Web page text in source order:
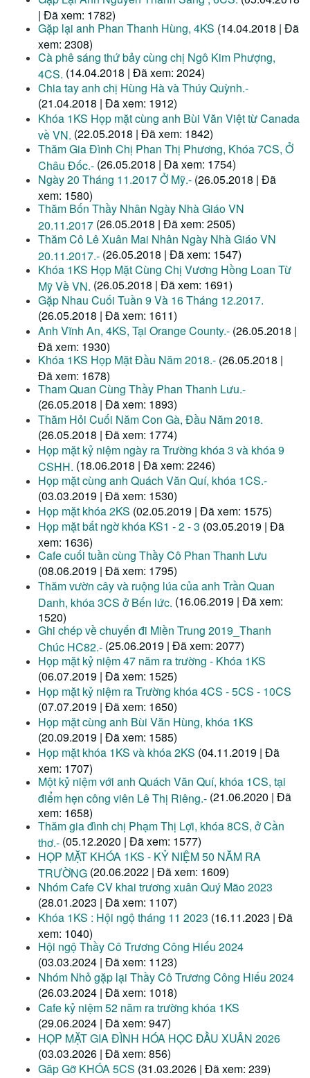
| Đã xem: 1782)
Gặp lại anh Phan Thanh Hùng, 4KS (14.04.2018 | Đã
xem: 2308)
Cà phê sáng thứ bảy cùng chị Ngô Kim Phượng,
4CS. (14.04.2018 | Đã xem: 2024)
Chia tay anh chị Hùng Hà và Thúy Quỳnh.-
(21.04.2018 | Đã xem: 1912)
Khóa 1KS Họp mặt cùng anh Bùi Văn Việt từ Canada
về VN. (22.05.2018 | Đã xem: 1842)
Thăm Gia Đình Chị Phan Thị Phương, Khóa 7CS, Ở
Châu Đốc.- (26.05.2018 | Đã xem: 1754)
Ngày 20 Tháng 11.2017 Ở Mỹ.- (26.05.2018 | Đã
xem: 1580)
Thăm Bốn Thầy Nhân Ngày Nhà Giáo VN
20.11.2017 (26.05.2018 | Đã xem: 2505)
Thăm Cô Lê Xuân Mai Nhân Ngày Nhà Giáo VN
20.11.2017.- (26.05.2018 | Đã xem: 1547)
Khóa 1KS Họp Mặt Cùng Chị Vương Hồng Loan Từ
Mỹ Về VN. (26.05.2018 | Đã xem: 1691)
Gặp Nhau Cuối Tuần 9 Và 16 Tháng 12.2017.
(26.05.2018 | Đã xem: 1611)
Anh Vĩnh An, 4KS, Tại Orange County.- (26.05.2018 |
Đã xem: 1930)
Khóa 1KS Họp Mặt Đầu Năm 2018.- (26.05.2018 |
Đã xem: 1678)
Tham Quan Cùng Thầy Phan Thanh Lưu.-
(26.05.2018 | Đã xem: 1893)
Thăm Hỏi Cuối Năm Con Gà, Đầu Năm 2018.
(26.05.2018 | Đã xem: 1774)
Họp mặt kỷ niệm ngày ra Trường khóa 3 và khóa 9
CSHH. (18.06.2018 | Đã xem: 2246)
Họp mặt cùng anh Quách Văn Quí, khóa 1CS.-
(03.03.2019 | Đã xem: 1530)
Họp mặt khóa 2KS (02.05.2019 | Đã xem: 1575)
Họp mặt bất ngờ khóa KS1 - 2 - 3 (03.05.2019 | Đã
xem: 1636)
Cafe cuối tuần cùng Thầy Cô Phan Thanh Lưu
(08.06.2019 | Đã xem: 1795)
Thăm vườn cây và ruộng lúa của anh Trần Quan
Danh, khóa 3CS ở Bến lức. (16.06.2019 | Đã xem:
1520)
Ghi chép về chuyến đi Miền Trung 2019_Thanh
Chúc HC82.- (25.06.2019 | Đã xem: 2077)
Họp mặt kỷ niệm 47 năm ra trường - Khóa 1KS
(06.07.2019 | Đã xem: 1525)
Họp mặt kỷ niệm ra Trường khóa 4CS - 5CS - 10CS
(07.07.2019 | Đã xem: 1650)
Họp mặt cùng anh Bùi Văn Hùng, khóa 1KS
(20.09.2019 | Đã xem: 1585)
Họp mặt khóa 1KS và khóa 2KS (04.11.2019 | Đã
xem: 1707)
Một kỷ niệm với anh Quách Văn Quí, khóa 1CS, tại
điểm hẹn công viên Lê Thị Riêng.- (21.06.2020 | Đã
xem: 1658)
Thăm gia đình chị Phạm Thị Lợi, khóa 8CS, ở Cần
thơ.- (05.12.2020 | Đã xem: 1577)
HỌP MẶT KHÓA 1KS - KỶ NIỆM 50 NĂM RA
TRƯỜNG (20.06.2022 | Đã xem: 1609)
Nhóm Cafe CV khai trương xuân Quý Mão 2023
(28.01.2023 | Đã xem: 1107)
Khóa 1KS : Hội ngộ tháng 11 2023 (16.11.2023 | Đã
xem: 1040)
Hội ngộ Thầy Cô Trương Công Hiếu 2024
(03.03.2024 | Đã xem: 1123)
Nhóm Nhỏ gặp lại Thầy Cô Trương Công Hiếu 2024
(26.03.2024 | Đã xem: 1018)
Cafe kỷ niệm 52 năm ra trường khóa 1KS
(29.06.2024 | Đã xem: 947)
HỌP MẶT GIA ĐÌNH HÓA HỌC ĐẦU XUÂN 2026
(03.03.2026 | Đã xem: 856)
Găp Gỡ KHÓA 5CS (31.03.2026 | Đã xem: 239)